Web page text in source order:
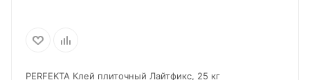
PERFEKTA Клей плиточный Лайтфикс, 25 кг